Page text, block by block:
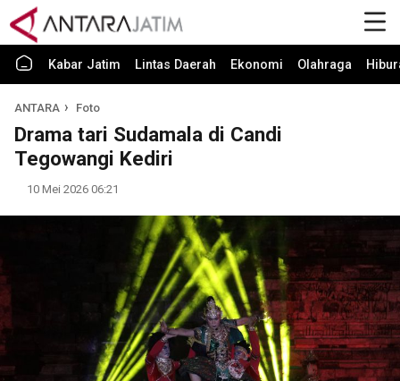
Kabar Jatim Lintas Daerah Ekonomi Olahraga
ANTARA Foto
Drama tari Sudamala di Candi
Tegowangi Kediri
10 Mei 2026 06:21